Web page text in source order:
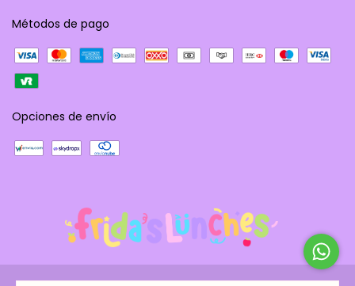
Métodos de pago
Opciones de envío